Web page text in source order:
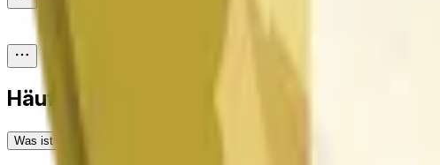
Häufig gestellte Fragen
Was ist der Prognosemarkt „Dogecoin Up or Down - May 18, 9PM ET"?